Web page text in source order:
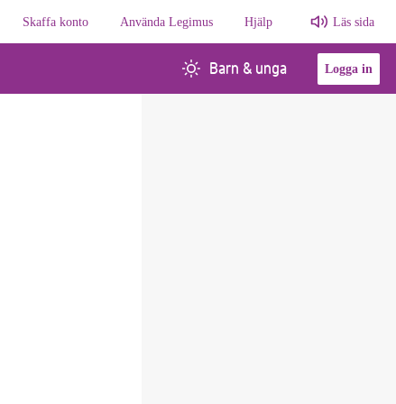
Skaffa konto Använda Legimus Hjälp Läs sida
Barn & unga Logga in